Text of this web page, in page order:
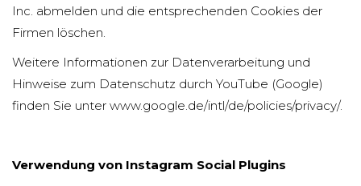
Inc. abmelden und die entsprechenden Cookies der
Firmen löschen.
Weitere Informationen zur Datenverarbeitung und
Hinweise zum Datenschutz durch YouTube (Google)
finden Sie unter www.google.de/intl/de/policies/privacy/.
Verwendung von Instagram Social Plugins